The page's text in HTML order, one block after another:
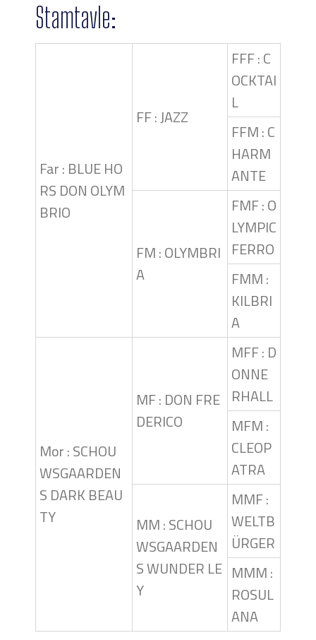
Stamtavle:
Far : BLUE HO
RS DON OLYM
BRIO
FF : JAZZ
FFF : C
OCKTAI
L
FFM : C
HARM
ANTE
FM : OLYMBRI
A
FMF : O
LYMPIC
FERRO
FMM :
KILBRI
A
Mor : SCHOU
WSGAARDEN
S DARK BEAU
TY
MF : DON FRE
DERICO
MFF : D
ONNE
RHALL
MFM :
CLEOP
ATRA
MM : SCHOU
WSGAARDEN
S WUNDER LE
Y
MMF :
WELTB
ÜRGER
MMM :
ROSUL
ANA